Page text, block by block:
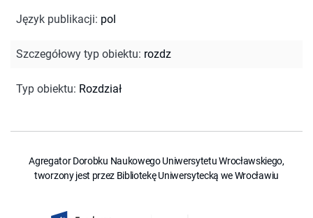
Język publikacji: pol
Szczegółowy typ obiektu: rozdz
Typ obiektu: Rozdział
Agregator Dorobku Naukowego Uniwersytetu Wrocławskiego,
tworzony jest przez Bibliotekę Uniwersytecką we Wrocławiu